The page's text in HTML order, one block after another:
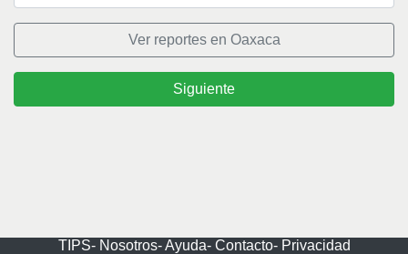
Ver reportes en Oaxaca
Siguiente
TIPS- Nosotros-Ayuda- Contacto- Privacidad